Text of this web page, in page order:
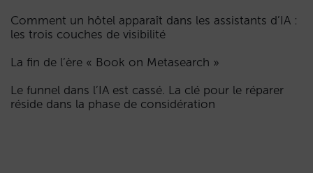
Comment un hôtel apparaît dans les assistants d’IA :
les trois couches de visibilité
La fin de l’ère « Book on Metasearch »
Le funnel dans l’IA est cassé. La clé pour le réparer
réside dans la phase de considération